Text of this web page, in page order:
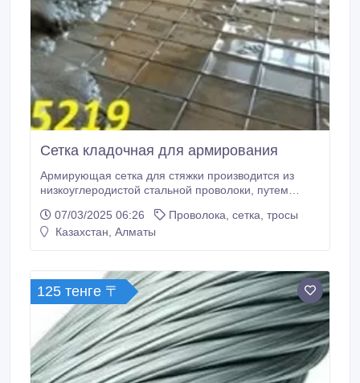
Сетка кладочная для армирования
Армирующая сетка для стяжки производится из
низкоуглеродистой стальной проволоки, путем
продольно и поперечно один к другому Доставка по
регионам, напрямую от производителя! В короткие
07/03/2025 06:26
Проволока, сетка, тросы
Казахстан, Алматы
125 тенге 〒